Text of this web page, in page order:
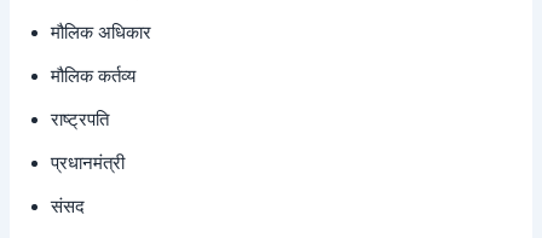
मौलिक अधिकार
मौलिक कर्तव्य
राष्ट्रपति
प्रधानमंत्री
संसद